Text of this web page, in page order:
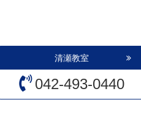
清瀬教室
042-493-0440